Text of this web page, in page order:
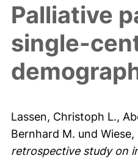
Palliative
single-
Lassen, Christoph L.,
Bernhard M. und
retrospective study on